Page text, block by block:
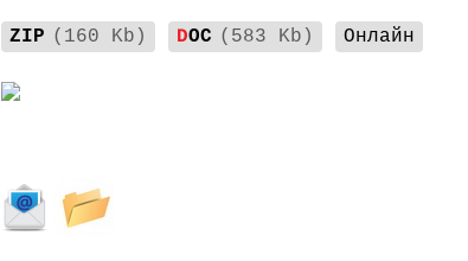
ZIP (160 Kb) DOC (583 Kb) Онлайн